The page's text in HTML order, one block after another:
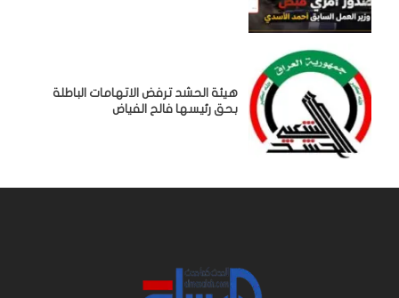
هيئة الحشد ترفض الاتهامات الباطلة
بحق رئيسها فالح الفياض